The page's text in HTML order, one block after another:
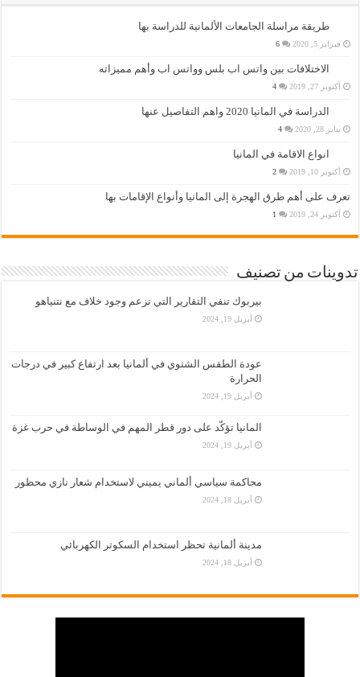
طريقة مراسلة الجامعات الألمانية للدراسة بها
فبراير 5, 2020 6
الاختلافات بين واتس اب بلس وواتس اب وأهم مميزاته
أكتوبر 27, 2019 4
الدراسة في المانيا 2020 واهم التفاصيل عنها
يناير 28, 2020 4
انواع الاقامة في المانيا
أكتوبر 10, 2019 2
تعرف على أهم طرق الهجرة إلى المانيا وأنواع الإقامات بها
أكتوبر 24, 2019 1
تدوينات من تصنيف
بيربوك تنفي التقارير التي تزعم وجود خلاف مع نتنياهو
أبريل 19, 2024
عودة الطقس الشتوي في ألمانيا بعد ارتفاع كبير في درجات
الحرارة
أبريل 19, 2024
المانيا تؤكّد على دور قطر المهم في الوساطة في حرب غزة
أبريل 19, 2024
محاكمة سياسي ألماني يميني لاستخدام شعار نازي محظور
أبريل 18, 2024
مدينة ألمانية تحظر استخدام السكوتر الكهربائي
أبريل 18, 2024